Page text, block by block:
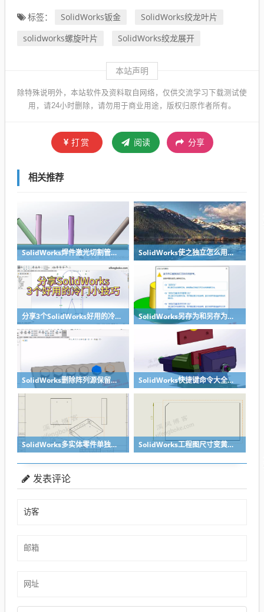
标签： SolidWorks钣金
SolidWorks绞龙叶片
solidworks螺旋叶片
SolidWorks绞龙展开
本站声明
除特殊说明外，本站软件及资料取自网络，仅供交流学习下载测试使
用，请24小时删除，请勿用于商业用途，版权归原作者所有。
打赏 阅读 分享
相关推荐
SolidWorks焊件激光切割管口对接无干涉处理方法，不需要坡口 SolidWorks使之独立怎么用？溪风一个视频教会你
分享3个SolidWorks好用的冷门小技巧 SolidWorks另存为和另存为副本区别？
SolidWorks删除阵列源保留后面阵列的方法汇总 SolidWorks快捷键命令大全之复制粘贴零件，提高装配效率
SolidWorks多实体零件单独出某个实体工程图的方法分享 SolidWorks工程图尺寸变黄丢失了怎么办？合理标注很重要
发表评论